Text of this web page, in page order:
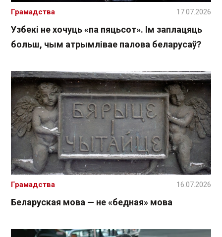
Узбекі не хочуць «па пяцьсот». Ім заплацяць
больш, чым атрымлівае палова беларусаў?
Грамадства 17.07.2026
Беларуская мова — не «бедная» мова
Грамадства 16.07.2026